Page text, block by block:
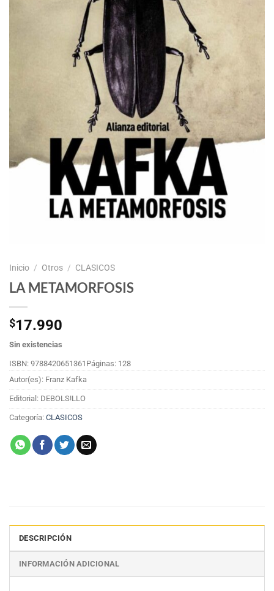
Inicio / Otros / CLASICOS
LA METAMORFOSIS
$17.990
Sin existencias
ISBN: 9788420651361 Páginas: 128
Autor(es): Franz Kafka
Editorial: DEBOLS!LLO
Categoría: CLASICOS
DESCRIPCIÓN
INFORMACIÓN ADICIONAL